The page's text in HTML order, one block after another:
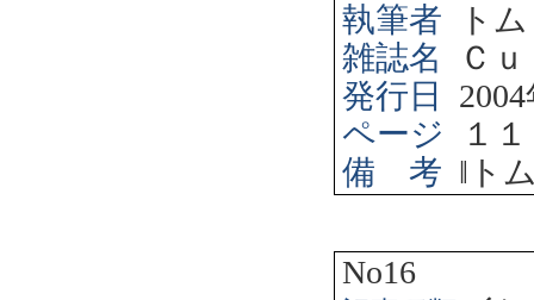
執筆者
ト
雑誌名
Ｃ
発行日
2004
ページ
１
備 考 ‖ ト
No16